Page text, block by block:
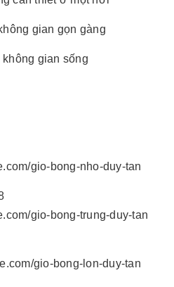
gian gọn gàng
không gian sống
gio-bong-nho-duy-tan
gio-bong-trung-duy-tan
gio-bong-lon-duy-tan